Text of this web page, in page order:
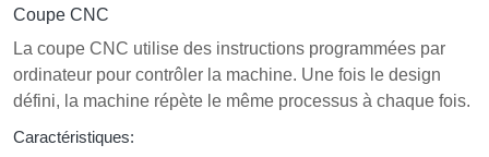
Coupe CNC
La coupe CNC utilise des instructions programmées par
ordinateur pour contrôler la machine. Une fois le design
défini, la machine répète le même processus à chaque fois.
Caractéristiques: